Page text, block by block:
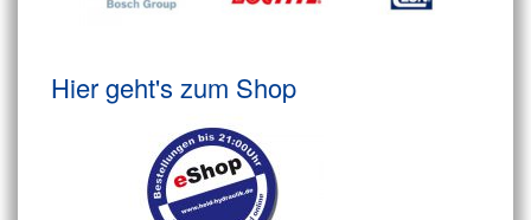
Hier geht's zum Shop